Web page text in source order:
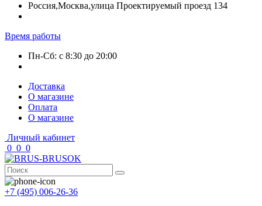
Россия,Москва,улица Проектируемый проезд 134
Время работы
Пн-Сб: с 8:30 до 20:00
Доставка
О магазине
Оплата
О магазине
Личный кабинет
0 0 0
+7 (495) 006-26-36